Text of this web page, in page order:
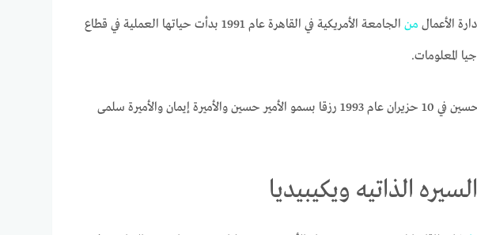
الأعمال من
الجامعة الأمريكية في القاهرة عام 1991 بدأت حياتها العملية في قطاع
المعلومات.
الأمير عبدالله الثاني ابن الحسـين في 10 حزيـران عام 1993 رزقا بسمو الأمير حسين والأميرة إيمان والأميرة سلمى
الذاتيه ويكيبيديا